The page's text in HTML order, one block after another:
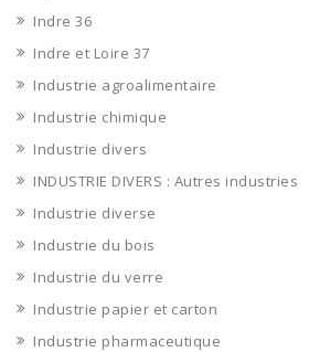
Indre 36
Indre et Loire 37
Industrie agroalimentaire
Industrie chimique
Industrie divers
INDUSTRIE DIVERS : Autres industries
Industrie diverse
Industrie du bois
Industrie du verre
Industrie papier et carton
Industrie pharmaceutique